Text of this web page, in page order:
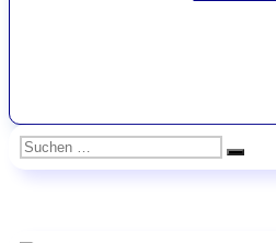
Suchen
nach:
Suchen